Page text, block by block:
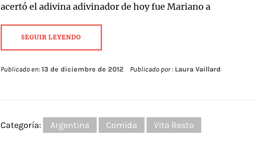
acertó el adivina adivinador de hoy fue Mariano a
SEGUIR LEYENDO
Publicado en:13 de diciembre de 2012 Publicado por : Laura Vaillard
Categoría: Argentina Comida Vita Resto